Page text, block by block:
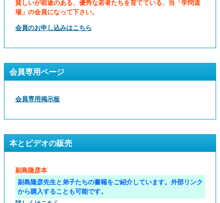
貧しいが前途のある、優秀な若者たちを育てている、当「学問道
場」の会員になって下さい。
会員のお申し込みはこちら
会員専用ページ
会員専用掲示板
本とビデオの販売
副島隆彦本
副島隆彦先生と弟子たちの書籍をご紹介しています。外部リンク
から購入することも可能です。